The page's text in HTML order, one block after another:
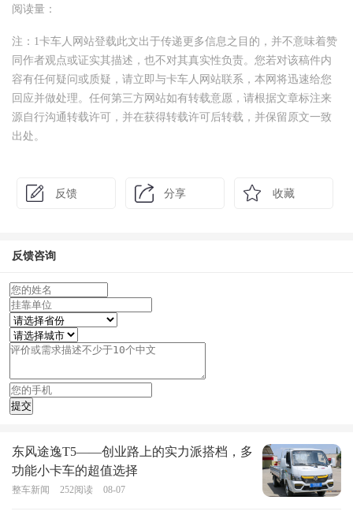
阅读量：
注：1卡车人网站登载此文出于传递更多信息之目的，并不意味着赞
同作者观点或证实其描述，也不对其真实性负责。您若对该稿件内
容有任何疑问或质疑，请立即与卡车人网站联系，本网将迅速给您
回应并做处理。任何第三方网站如有转载意愿，请根据文章标注来
源自行沟通转载许可，并在获得转载许可后转载，并保留原文一致
出处。
反馈 分享 收藏
反馈咨询
东风途逸T5——创业路上的实力派搭档，多
功能小卡车的超值选择
整车新闻 252阅读 08-07